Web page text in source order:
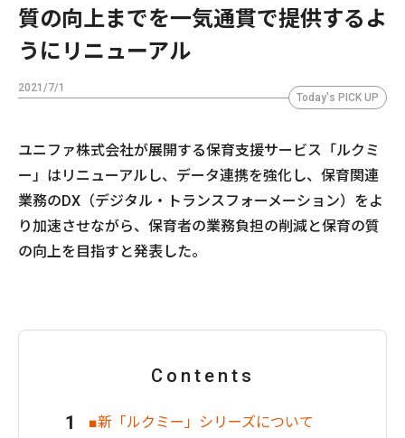
質の向上までを一気通貫で提供するよ
うにリニューアル
2021/7/1
Today's PICK UP
ユニファ株式会社が展開する保育支援サービス「ルクミ
ー」はリニューアルし、データ連携を強化し、保育関連
業務のDX（デジタル・トランスフォーメーション）をよ
り加速させながら、保育者の業務負担の削減と保育の質
の向上を目指すと発表した。
Contents
■新「ルクミー」シリーズについて